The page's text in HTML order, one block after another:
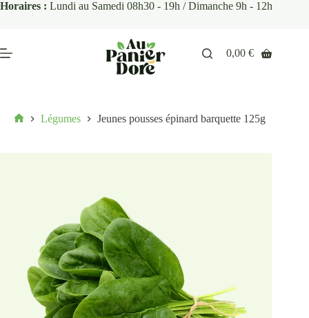
Horaires : Lundi au Samedi 08h30 - 19h / Dimanche 9h - 12h
0,00€
Légumes Jeunes pousses épinard barquette 125g